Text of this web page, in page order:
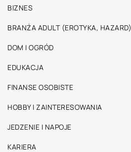
BIZNES
BRANŻA ADULT (EROTYKA, HAZARD)
DOM I OGRÓD
EDUKACJA
FINANSE OSOBISTE
HOBBY I ZAINTERESOWANIA
JEDZENIE I NAPOJE
KARIERA